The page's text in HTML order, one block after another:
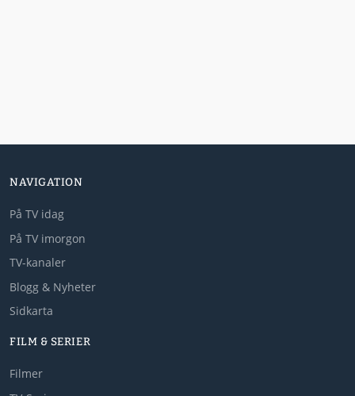
NAVIGATION
På TV idag
På TV imorgon
TV-kanaler
Blogg & Nyheter
Sidkarta
FILM & SERIER
Filmer